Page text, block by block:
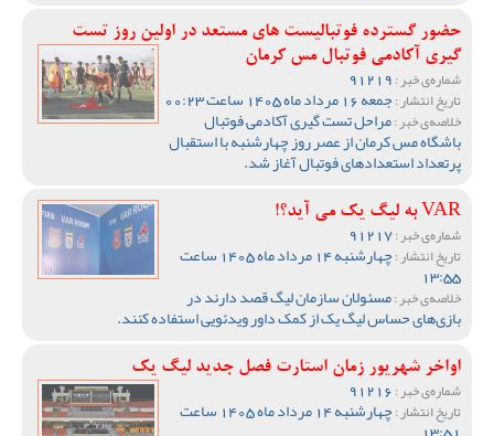
حضور گسترده فوتبالیست های مستعد در اولین روز تست
گیری آکادمی فوتبال مس کرمان
شماره‌ی خبر :
تاریخ انتشار :جمعه 16 مرداد ماه 1405 ساعت 00:23
خلاصه‌ی خبر :مراحل تست گیری آکادمی فوتبال
باشگاه مس کرمان از عصر روز چهارشنبه با استقبال
پرتعداد استعدادهای فوتبال آغاز شد.
VAR به لیگ یک می آید؟!
شماره‌ی خبر :
تاریخ انتشار : چهارشنبه 14 مرداد ماه 1405 ساعت
13:55
خلاصه‌ی خبر :مسئولان سازمان لیگ قصد دارند در
بازی‌های حساس لیگ یک از کمک داور ویدئویی استفاده کنند.
اواخر شهریور زمان استارت فصل جدید لیگ یک
شماره‌ی خبر :
تاریخ انتشار : چهارشنبه 14 مرداد ماه 1405 ساعت